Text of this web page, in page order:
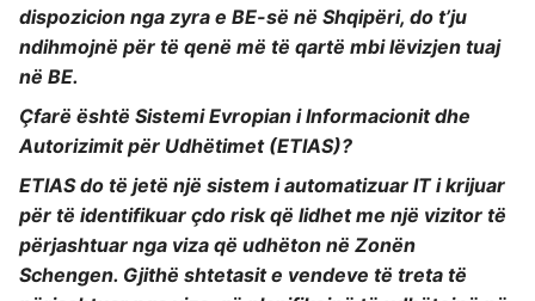
dispozicion nga zyra e BE-së në Shqipëri, do t’ju
ndihmojnë për të qenë më të qartë mbi lëvizjen tuaj
në BE.
Çfarë është Sistemi Evropian i Informacionit dhe
Autorizimit për Udhëtimet (ETIAS)?
ETIAS do të jetë një sistem i automatizuar IT i krijuar
për të identifikuar çdo risk që lidhet me një vizitor të
përjashtuar nga viza që udhëton në Zonën
Schengen. Gjithë shtetasit e vendeve të treta të